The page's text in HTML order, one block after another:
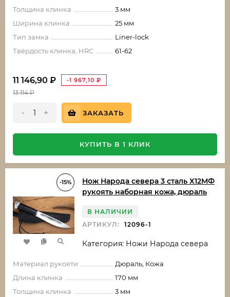
Толщина клинка
3 мм
Ширина клинка
25 мм
Тип замка
Liner-lock
Твёрдость клинка, HRC
61-62
11 146,90 ₽ -1 967,10 ₽
13 114₽
- + ЗАКАЗАТЬ
КУПИТЬ В 1 КЛИК
-15%
Нож Народа севера 3 сталь Х12МФ
рукоять наборная кожа, дюраль
В НАЛИЧИИ
АРТИКУЛ:
12096-1
Категория: Ножи Народа севера
Материал рукояти
Дюраль, Кожа
Длина клинка
170 мм
Толщина клинка
3 мм